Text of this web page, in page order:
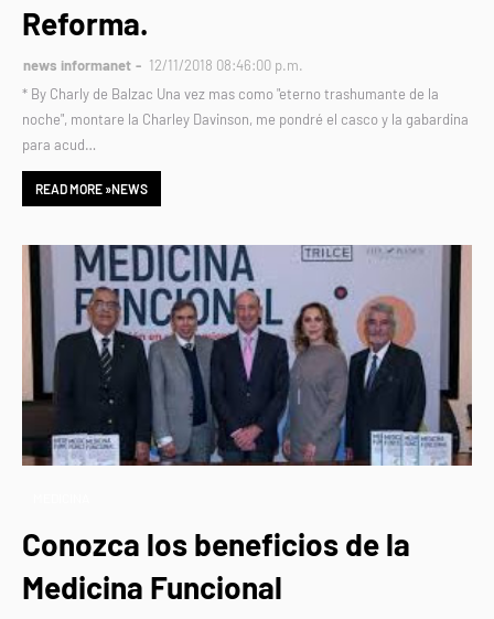
Reforma.
news informanet
12/11/2018 08:46:00 p.m.
* By Charly de Balzac Una vez mas como "eterno trashumante de la
noche", montare la Charley Davinson, me pondré el casco y la gabardina
para acud…
READ MORE »NEWS
Conozca los beneficios de la
Medicina Funcional